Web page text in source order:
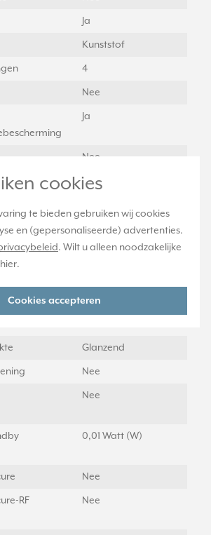
cookies
te bieden gebruiken wij cookies
en (gepersonaliseerde) advertenties.
. Wilt u alleen noodzakelijke
hier.
Cookies accepteren
Ja
Kunststof
4
Nee
Ja
Nee
instelling Nee
Nee
1013
Nee
Glanzend
Nee
Nee
0,01 Watt (W)
Nee
RF
Nee